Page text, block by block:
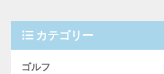
カテゴリー
ゴルフ